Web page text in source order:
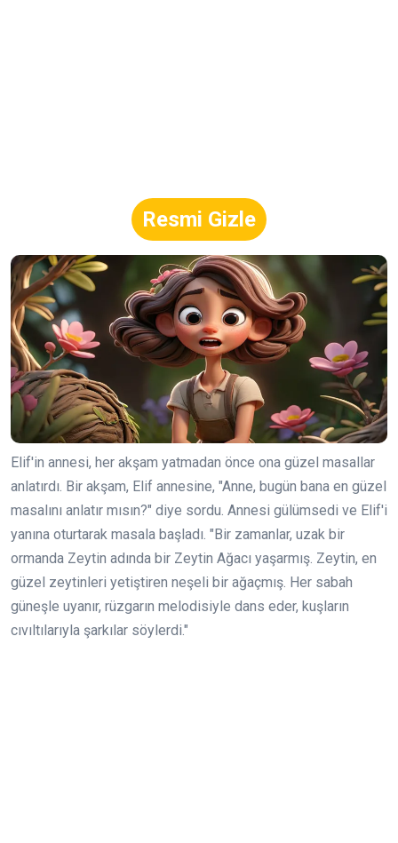
Resmi Gizle
Elif'in annesi, her akşam yatmadan önce ona güzel masallar
anlatırdı. Bir akşam, Elif annesine, "Anne, bugün bana en güzel
masalını anlatır mısın?" diye sordu. Annesi gülümsedi ve Elif'i
yanına oturtarak masala başladı. "Bir zamanlar, uzak bir
ormanda Zeytin adında bir Zeytin Ağacı yaşarmış. Zeytin, en
güzel zeytinleri yetiştiren neşeli bir ağaçmış. Her sabah
güneşle uyanır, rüzgarın melodisiyle dans eder, kuşların
cıvıltılarıyla şarkılar söylerdi."